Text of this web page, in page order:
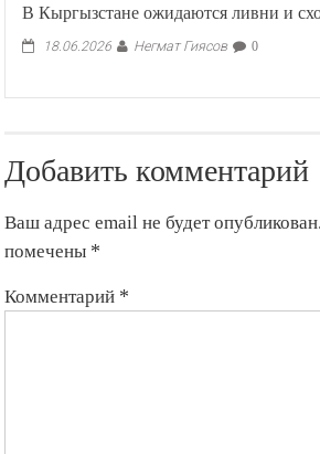
В Кыргызстане ожидаются ливни и
18.06.2026 Негмат Гиясов 0
Добавить комментарий
Ваш адрес email не будет опубликован.
помечены *
Комментарий *